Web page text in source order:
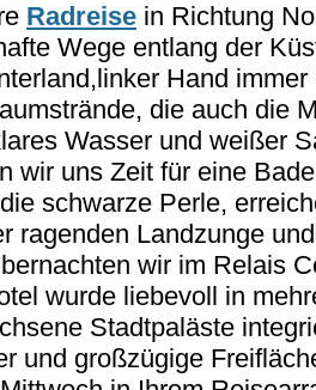
Radreise in Richtung
Wege entlang der
Hand
die auch die
Wasser und weißer
wir uns Zeit für eine
schwarze Perle,
ragenden Landzunge
wir im Relais
wurde liebevoll in
Stadtpaläste
und großzügige